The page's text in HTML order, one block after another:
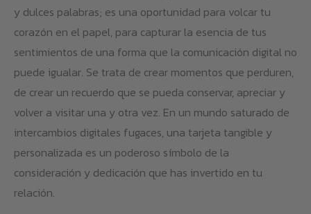
y dulces palabras; es una oportunidad para volcar tu
corazón en el papel, para capturar la esencia de tus
sentimientos de una forma que la comunicación digital no
puede igualar. Se trata de crear momentos que perduren,
de crear un recuerdo que se pueda conservar, apreciar y
volver a visitar una y otra vez. En un mundo saturado de
intercambios digitales fugaces, una tarjeta tangible y
personalizada es un poderoso símbolo de la
consideración y dedicación que has invertido en tu
relación.